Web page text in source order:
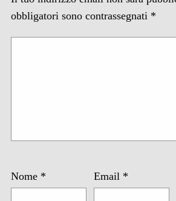
obbligatori sono contrassegnati *
Nome * Email *